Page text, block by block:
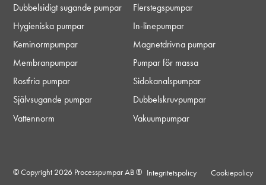
Dubbelsidigt sugande pumpar
Flerstegspumpar
Hygieniska pumpar
In-linepumpar
Keminormpumpar
Magnetdrivna pumpar
Membranpumpar
Pumpar för massa
Rostfria pumpar
Sidokanalspumpar
Självsugande pumpar
Dubbelskruvpumpar
Vattennorm
Vakuumpumpar
© Copyright 2026 Processpumpar AB ® Integritetspolicy Cookiepolicy